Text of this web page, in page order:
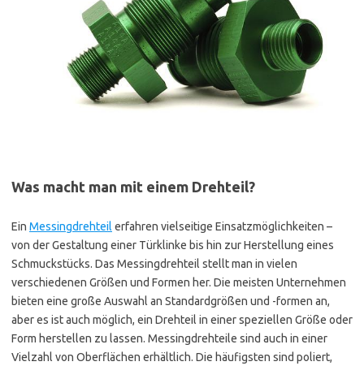
Was macht man mit einem Drehteil?
Ein Messingdrehteil erfahren vielseitige Einsatzmöglichkeiten –
von der Gestaltung einer Türklinke bis hin zur Herstellung eines
Schmuckstücks. Das Messingdrehteil stellt man in vielen
verschiedenen Größen und Formen her. Die meisten Unternehmen
bieten eine große Auswahl an Standardgrößen und -formen an,
aber es ist auch möglich, ein Drehteil in einer speziellen Größe oder
Form herstellen zu lassen. Messingdrehteile sind auch in einer
Vielzahl von Oberflächen erhältlich. Die häufigsten sind poliert,